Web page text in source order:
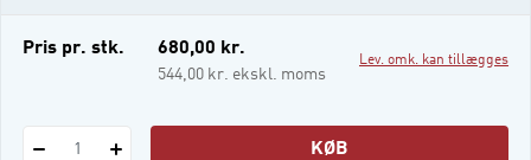
komplek
i-bog
Pris pr. stk. 680,00 kr.
544,00 kr. ekskl. moms
Lev. omk. kan tillægges
1 KØB